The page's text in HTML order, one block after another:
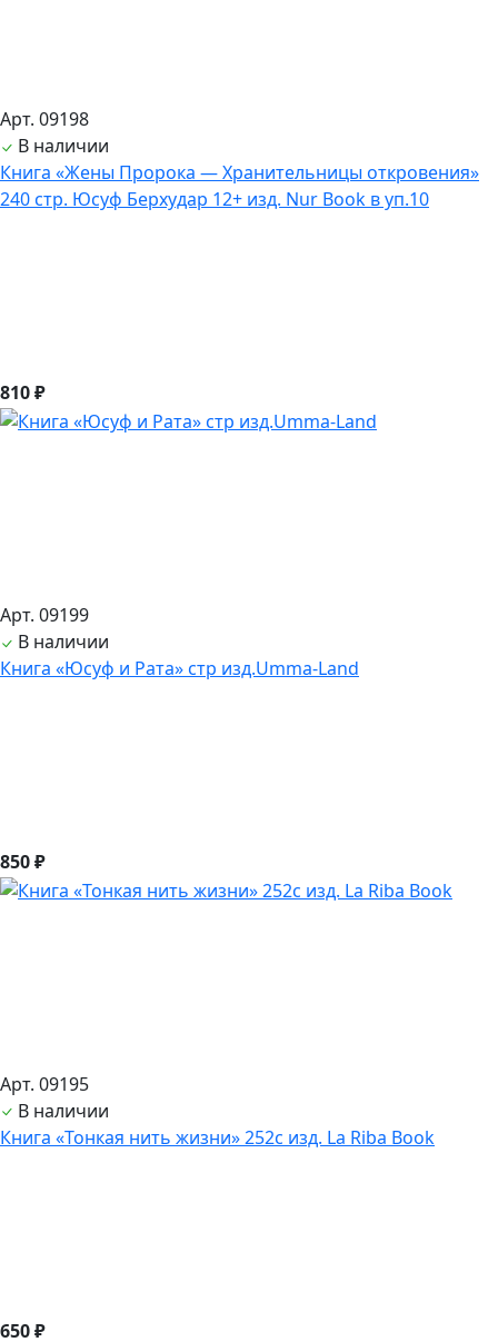
Арт. 09198
В наличии
Книга «Жены Пророка — Хранительницы откровения»
240 стр. Юсуф Берхудар 12+ изд. Nur Book в уп.10
810 ₽
Арт. 09199
В наличии
Книга «Юсуф и Рата» стр изд.Umma-Land
850 ₽
Арт. 09195
В наличии
Книга «Тонкая нить жизни» 252с изд. La Riba Book
650 ₽